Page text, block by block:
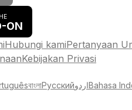
ON
Hubungi kamiPertanyaan
Kebijakan Privasi
বাংলাРусскийاردوBahasa